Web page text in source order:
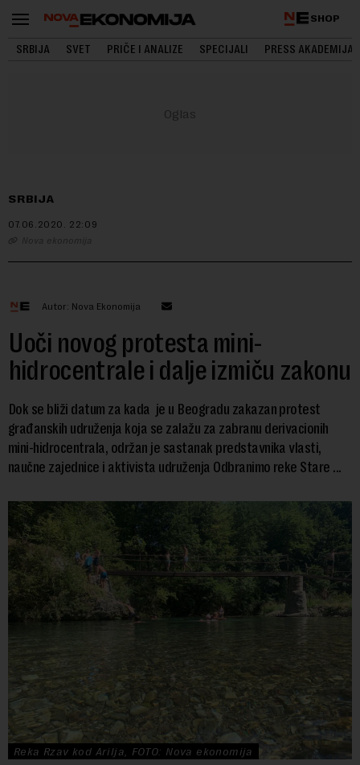
SHOP
SRBIJA SVET PRIČE I ANALIZE SPECIJALI PRESS AKADEMIJA
SRBIJA
07.06.2020. 22:09
Nova ekonomija
Autor: Nova Ekonomija
Uoči novog protesta mini-
hidrocentrale i dalje izmiču zakonu
Dok se bliži datum za kada je u Beogradu zakazan protest
građanskih udruženja koja se zalažu za zabranu derivacionih
mini-hidrocentrala, održan je sastanak predstavnika vlasti,
naučne zajednice i aktivista udruženja Odbranimo reke Stare ...
Reka Rzav kod Arilja, FOTO: Nova ekonomija